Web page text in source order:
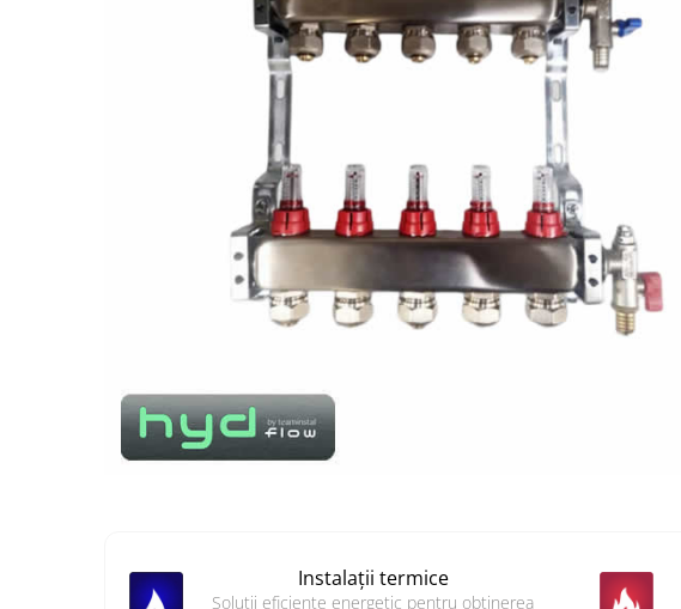
Instalații termice
Soluții eficiente energetic pentru obținerea